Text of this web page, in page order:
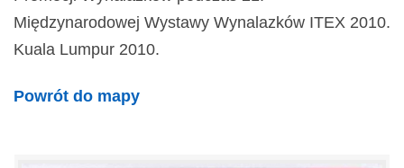
Międzynarodowej Wystawy Wynalazków ITEX 2010.
Kuala Lumpur 2010.
Powrót do mapy